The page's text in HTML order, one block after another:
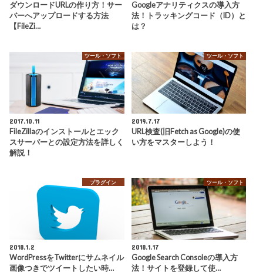
ダウンロードURLの作り方！サー
バーへアップロードする方法
【FileZi…
Googleアナリティクスの導入方
法！トラッキングコード（ID）と
は？
ツール・ソフト
2017.10.11
FileZillaのインストールとエック
スサーバーとの設定方法を詳しく
解説！
ツール・ソフト
2019.7.17
URL検査(旧Fetch as Google)の使
い方をマスターしよう！
プラグイン
2018.1.2
WordPressをTwitterにサムネイル
画像つきでツイートしたい時…
ツール・ソフト
2018.1.17
Google Search Consoleの導入方
法！サイトを登録して使…